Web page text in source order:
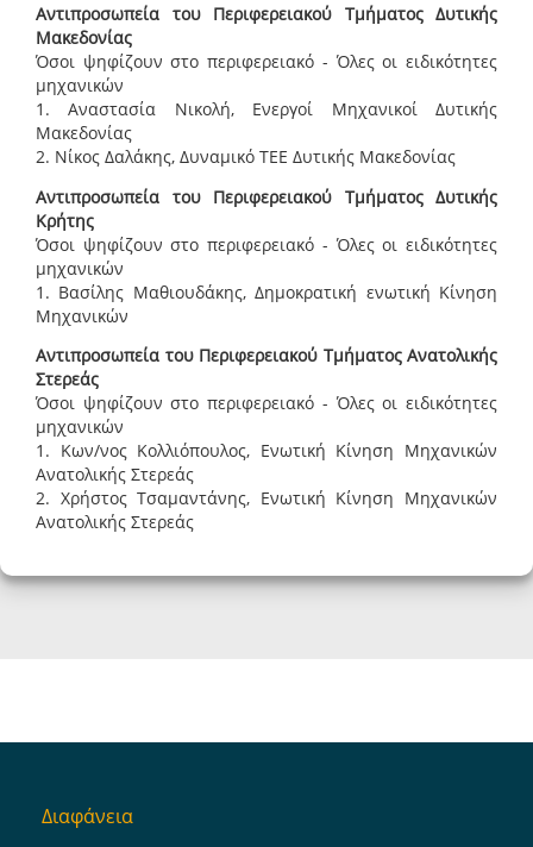
Αντιπροσωπεία του Περιφερειακού Τμήματος Δυτικής
Μακεδονίας
Όσοι ψηφίζουν στο περιφερειακό - Όλες οι ειδικότητες
μηχανικών
1. Αναστασία Νικολή, Ενεργοί Μηχανικοί Δυτικής
Μακεδονίας
2. Νίκος Δαλάκης, Δυναμικό ΤΕΕ Δυτικής Μακεδονίας
Αντιπροσωπεία του Περιφερειακού Τμήματος Δυτικής
Κρήτης
Όσοι ψηφίζουν στο περιφερειακό - Όλες οι ειδικότητες
μηχανικών
1. Βασίλης Μαθιουδάκης, Δημοκρατική ενωτική Κίνηση
Μηχανικών
Αντιπροσωπεία του Περιφερειακού Τμήματος Ανατολικής
Στερεάς
Όσοι ψηφίζουν στο περιφερειακό - Όλες οι ειδικότητες
μηχανικών
1. Κων/νος Κολλιόπουλος, Ενωτική Κίνηση Μηχανικών
Ανατολικής Στερεάς
2. Χρήστος Τσαμαντάνης, Ενωτική Κίνηση Μηχανικών
Ανατολικής Στερεάς
Διαφάνεια